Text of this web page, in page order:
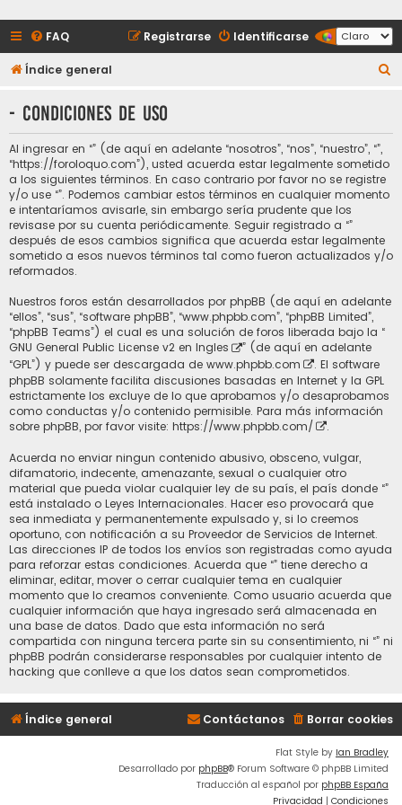
FAQ Identificarse
Registrarse
Índice general
c
- Condiciones de uso
Al ingresar en “” (de aquí en adelante “nosotros”, “nos”, “nuestro”, “”,
“https://foroloquo.com”), usted acuerda estar legalmente sometido
a los siguientes términos. En caso contrario por favor no se registre
y/o use “”. Podemos cambiar estos términos en cualquier momento
e intentaríamos avisarle, sin embargo sería prudente que los
revisase por su cuenta periódicamente. Seguir registrado a “”
después de esos cambios significa que acuerda estar legalmente
sometido a esos nuevos términos tal como fueron actualizados y/o
reformados.
Nuestros foros están desarrollados por phpBB (de aquí en adelante
“ellos”, “sus”, “software phpBB”, “www.phpbb.com”, “phpBB Limited”,
“phpBB Teams”) el cual es una solución de foros liberada bajo la “
GNU General Public License v2 en Ingles
” (de aquí en adelante
“GPL”) y puede ser descargada de www.phpbb.com
. El software
phpBB solamente facilita discusiones basadas en Internet y la GPL
estrictamente los excluye de lo que aprobamos y/o desaprobamos
como conductas y/o contenido permisible. Para más información
sobre phpBB, por favor visite: https://www.phpbb.com/ .
Acuerda no enviar ningun contenido abusivo, obsceno, vulgar,
difamatorio, indecente, amenazante, sexual o cualquier otro
material que pueda violar cualquier ley de su país, el país donde “”
está instalado o Leyes Internacionales. Hacer eso provocará que
sea inmediata y permanentemente expulsado y, si lo creemos
oportuno, con notificación a su Proveedor de Servicios de Internet.
Las direcciones IP de todos los envíos son registradas como ayuda
para reforzar estas condiciones. Acuerda que “” tiene derecho a
eliminar, editar, mover o cerrar cualquier tema en cualquier
momento que lo creamos conveniente. Como usuario acuerda que
cualquier información que haya ingresado será almacenada en
una base de datos. Dado que esta información no será
compartida con ninguna tercera parte sin su consentimiento, ni “” ni
phpBB podrán considerarse responsables por cualquier intento de
hacking que conlleve a que los datos sean comprometidos.
Índice general Borrar cookies
Contáctanos
Flat Style by Ian Bradley
Desarrollado por phpBB® Forum Software © phpBB Limited
Traducción al español por phpBB España
Privacidad | Condiciones